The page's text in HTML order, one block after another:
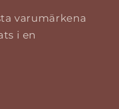
varumärkena
i en